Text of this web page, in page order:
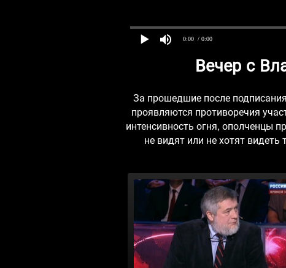
0:00 / 0:00
Вечер с
За прошедшие после
проявляются противоречия
интенсивность огня, ополченцы
не видят или не хотят